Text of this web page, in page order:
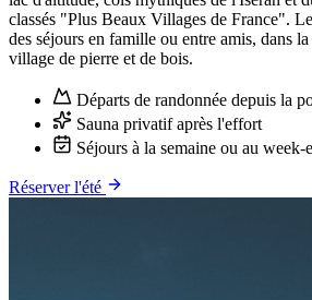
classés "Plus Beaux Villages de France".
des séjours en famille ou entre amis, dans
village de pierre et de bois.
Départs de randonnée depuis la
Sauna privatif après l'effort
Séjours à la semaine ou au
Réserver l'été